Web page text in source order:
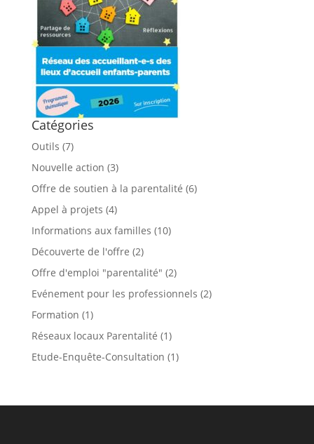
Catégories
Outils (7)
Nouvelle action (3)
Offre de soutien à la parentalité (6)
Appel à projets (4)
Informations aux familles (10)
Découverte de l'offre (2)
Offre d'emploi "parentalité" (2)
Evénement pour les professionnels (2)
Formation (1)
Réseaux locaux Parentalité (1)
Etude-Enquête-Consultation (1)